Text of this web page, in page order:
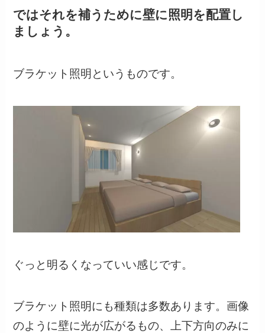
ではそれを補うために壁に照明を配置し
ましょう。
ブラケット照明というものです。
ぐっと明るくなっていい感じです。
ブラケット照明にも種類は多数あります。画像
のように壁に光が広がるもの、上下方向のみに